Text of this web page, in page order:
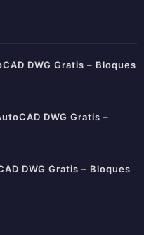
DWG Gratis – Bloques
DWG Gratis –
DWG Gratis – Bloques